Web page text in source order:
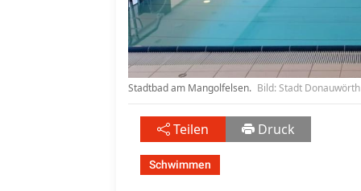
Stadtbad am Mangolfelsen. Bild: Stadt
Teilen Druck
Schwimmen